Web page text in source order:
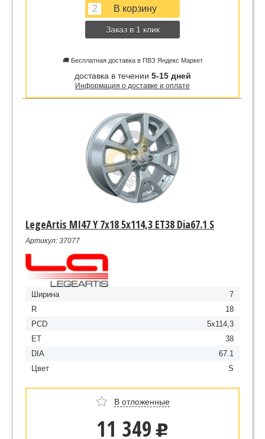
Заказ в 1 клик
🚚 Бесплатная доставка в ПВЗ Яндекс Маркет
доставка в течении 5-15 дней
Информация о доставке и оплате
LegeArtis MI47 Y 7x18 5x114,3 ET38 Dia67.1 S
Артикул: 37077
Ширина
7
R
18
PCD
5x114,3
ET
38
DIA
67.1
Цвет
S
В отложенные
11 349 u